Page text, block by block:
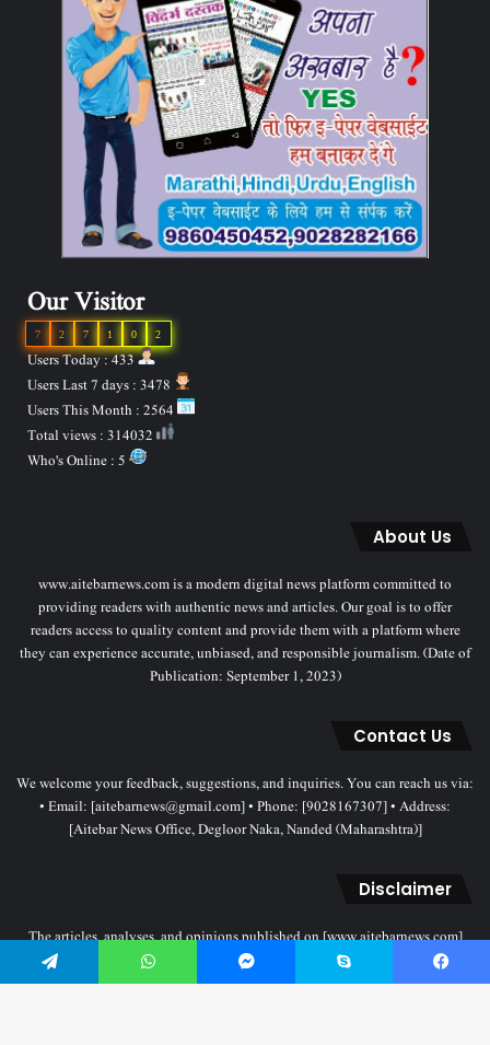
Our Visitor
2
0
1
7
2
7
Users Today : 433
About Us
www.aitebarnews.com is a modern digital news platform committed to
providing readers with authentic news and articles. Our goal is to offer
readers access to quality content and provide them with a platform where
they can experience accurate, unbiased, and responsible journalism. (Date of
Publication: September 1, 2023)
Contact Us
We welcome your feedback, suggestions, and inquiries. You can reach us via:
• Email: [aitebarnews@gmail.com] • Phone: [9028167307] • Address:
[Aitebar News Office, Degloor Naka, Nanded (Maharashtra)]
Disclaimer
The articles, analyses, and opinions published on [www.aitebarnews.com]
solely represent the personal views and opinions of the authors. These views
do not necessarily reflect the stance of the Aitebar News management. Any
Facebook
Skype
Messenger
WhatsApp
Telegram